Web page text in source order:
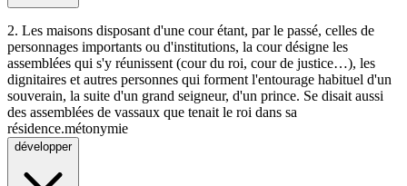
2. Les maisons disposant d'une cour étant, par le passé, celles de
personnages importants ou d'institutions, la cour désigne les
assemblées qui s'y réunissent (cour du roi, cour de justice…), les
dignitaires et autres personnes qui forment l'entourage habituel d'un
souverain, la suite d'un grand seigneur, d'un prince. Se disait aussi
des assemblées de vassaux que tenait le roi dans sa
résidence.métonymie
développer